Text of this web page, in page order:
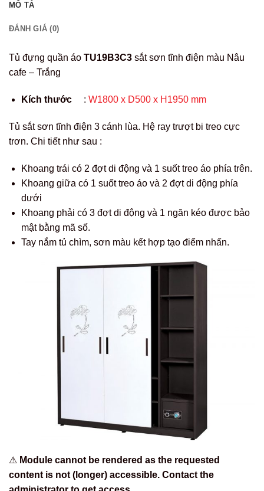
MÔ TẢ
ĐÁNH GIÁ (0)
Tủ đựng quần áo TU19B3C3 sắt sơn tĩnh điện màu Nâu
cafe – Trắng
Kích thước: W1800 x D500 x H1950 mm
Tủ sắt sơn tĩnh điện 3 cánh lùa. Hệ ray trượt bi treo cực
trơn. Chi tiết như sau :
Khoang trái có 2 đợt di động và 1 suốt treo áo phía trên.
Khoang giữa có 1 suốt treo áo và 2 đợt di động phía
dưới
Khoang phải có 3 đợt di động và 1 ngăn kéo được bảo
mật bằng mã số.
Tay nắm tủ chìm, sơn màu kết hợp tạo điểm nhấn.
⚠ Module cannot be rendered as the requested
content is not (longer) accessible. Contact the